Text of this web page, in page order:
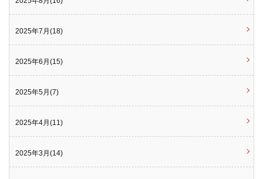
2025年7月(18)
2025年6月(15)
2025年5月(7)
2025年4月(11)
2025年3月(14)